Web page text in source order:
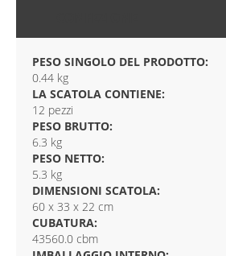
PESO SINGOLO DEL PRODOTTO:
0.44 kg
LA SCATOLA CONTIENE:
12 pezzi
PESO BRUTTO:
6.3 kg
PESO NETTO:
5.3 kg
DIMENSIONI SCATOLA:
60 x 33 x 22 cm
CUBATURA:
43560.0 cbm